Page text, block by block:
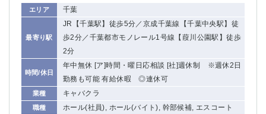
エリア 千葉
最寄り駅
JR【千葉駅】徒歩5分／京成千葉線【千葉中央駅】徒
歩2分／千葉都市モノレール1号線【葭川公園駅】徒歩
2分
時間/休日
年中無休 [ア]時間・曜日応相談 [社]週休制 ※週休2日
勤務も可能 有給休暇 ◎連休可
業種 キャバクラ
職種 ホール(社員), ホール(バイト), 幹部候補, エスコート